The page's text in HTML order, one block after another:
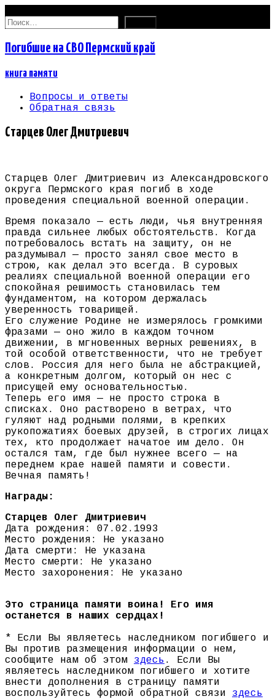
Найти:
Погибшие на СВО Пермский край
книга памяти
Вопросы и ответы
Обратная связь
Старцев Олег Дмитриевич
Старцев Олег Дмитриевич из Александровского
округа Пермского края погиб в ходе
проведения специальной военной операции.
Время показало — есть люди, чья внутренняя
правда сильнее любых обстоятельств. Когда
потребовалось встать на защиту, он не
раздумывал — просто занял свое место в
строю, как делал это всегда. В суровых
реалиях специальной военной операции его
спокойная решимость становилась тем
фундаментом, на котором держалась
уверенность товарищей.
Его служение Родине не измерялось громкими
фразами — оно жило в каждом точном
движении, в мгновенных верных решениях, в
той особой ответственности, что не требует
слов. Россия для него была не абстракцией,
а конкретным долгом, который он нес с
присущей ему основательностью.
Теперь его имя — не просто строка в
списках. Оно растворено в ветрах, что
гуляют над родными полями, в крепких
рукопожатиях боевых друзей, в строгих лицах
тех, кто продолжает начатое им дело. Он
остался там, где был нужнее всего — на
переднем крае нашей памяти и совести.
Вечная память!
Награды:
Старцев Олег Дмитриевич
Дата рождения: 07.02.1993
Место рождения: Не указано
Дата смерти: Не указана
Место смерти: Не указано
Место захоронения: Не указано
Это страница памяти воина! Его имя
останется в наших сердцах!
* Если Вы являетесь наследником погибшего и
Вы против размещения информации о нем,
сообщите нам об этом здесь . Если Вы
являетесь наследником погибшего и хотите
внести дополнения в страницу памяти
воспользуйтесь формой обратной связи здесь